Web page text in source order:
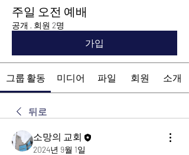
주일 오전 예배
공개 · 회원 2명
가입
그룹 활동 미디어 파일 회원 소개
뒤로
소망의 교회
2024년 9월 1일